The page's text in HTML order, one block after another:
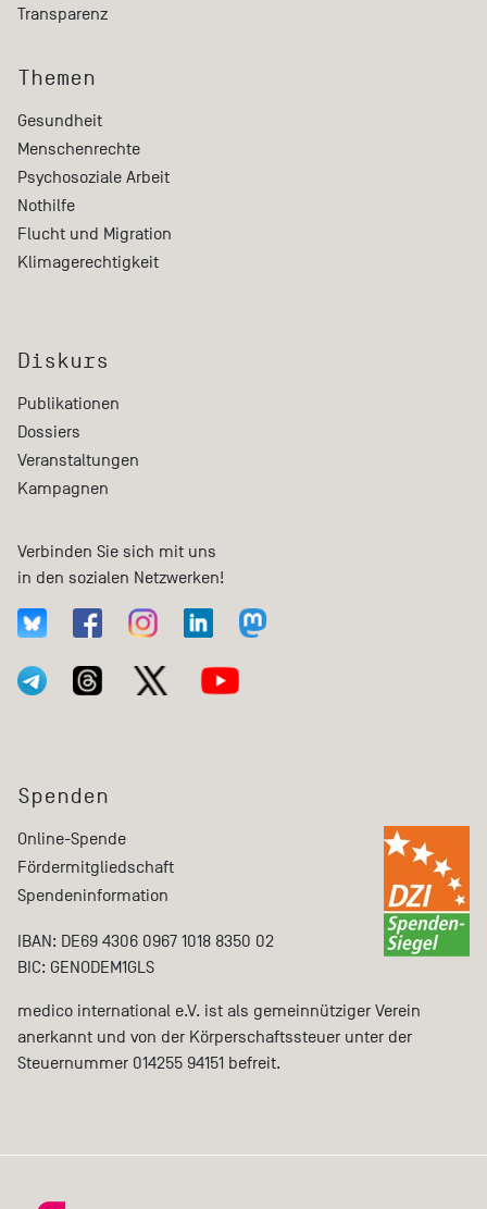
Transparenz
Themen
Gesundheit
Menschenrechte
Psychosoziale Arbeit
Nothilfe
Flucht und Migration
Klimagerechtigkeit
Diskurs
Publikationen
Dossiers
Veranstaltungen
Kampagnen
Verbinden Sie sich mit uns
in den sozialen Netzwerken!
Spenden
Online-Spende
Fördermitgliedschaft
Spendeninformation
IBAN: DE69 4306 0967 1018 8350 02
BIC: GENODEM1GLS
medico international e.V. ist als gemeinnütziger Verein
anerkannt und von der Körperschaftssteuer unter der
Steuernummer 014255 94151 befreit.